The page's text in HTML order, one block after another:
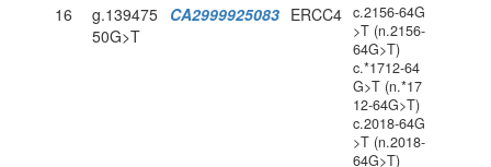
16
g.139475
50G>T
CA2999925083 ERCC4 c.2156-64G
>T (n.2156-
64G>T)
c.*1712-64
G>T (n.*17
12-64G>T)
c.2018-64G
>T (n.2018-
64G>T)